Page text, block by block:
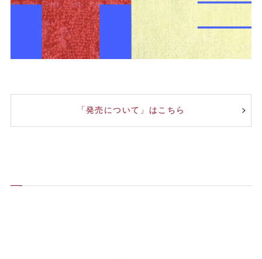
「発売について」はこちら